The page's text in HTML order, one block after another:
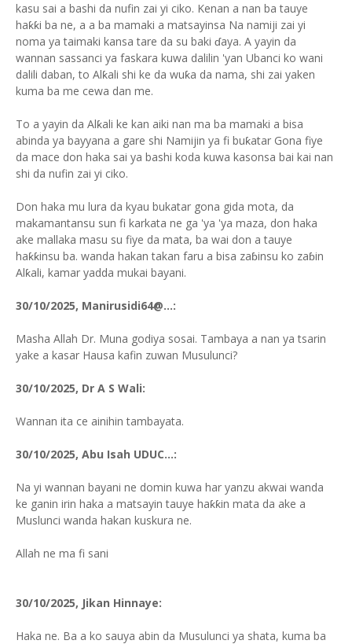
kasu sai a bashi da nufin zai yi ciko. Kenan a nan ba tauye
haƙƙi ba ne, a a ba mamaki a matsayinsa Na namiji zai yi
noma ya taimaki kansa tare da su baki ɗaya. A yayin da
wannan sassanci ya faskara kuwa dalilin 'yan Ubanci ko wani
dalili daban, to Alƙali shi ke da wuƙa da nama, shi zai yaken
kuma ba me cewa dan me.
To a yayin da Alƙali ke kan aiki nan ma ba mamaki a bisa
abinda ya bayyana a gare shi Namijin ya fi buƙatar Gona fiye
da mace don haka sai ya bashi koda kuwa kasonsa bai kai nan
shi da nufin zai yi ciko.
Don haka mu lura da kyau bukatar gona gida mota, da
makamantansu sun fi karkata ne ga 'ya 'ya maza, don haka
ake mallaka masu su fiye da mata, ba wai don a tauye
haƙƙinsu ba. wanda hakan takan faru a bisa zaɓinsu ko zaɓin
Alƙali, kamar yadda mukai bayani.
30/10/2025, Manirusidi64@...:
Masha Allah Dr. Muna godiya sosai. Tambaya a nan ya tsarin
yake a kasar Hausa kafin zuwan Musulunci?
30/10/2025, Dr A S Wali:
Wannan ita ce ainihin tambayata.
30/10/2025, Abu Isah UDUC...:
Na yi wannan bayani ne domin kuwa har yanzu akwai wanda
ke ganin irin haka a matsayin tauye haƙƙin mata da ake a
Muslunci wanda hakan kuskura ne.
Allah ne ma fi sani
30/10/2025, Jikan Hinnaye:
Haka ne. Ba a ko sauya abin da Musulunci ya shata, kuma ba